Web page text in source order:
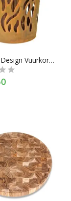
Esschert Design Vuurkorf voor Zweedse Fakkel - Roest